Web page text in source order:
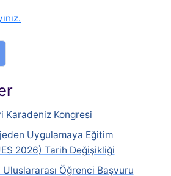
Karadeniz Kongresi
Uygulamaya Eğitim
2026) Tarih Değişikliği
Öğrenci Başvuru